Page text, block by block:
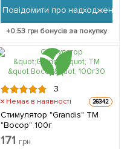
Повідомити про надходження
+0.53 грн бонусів за покупку
3
Немає в наявності 26342
Стимулятор "Grandis" ТМ
"Восор" 100г
171 грн